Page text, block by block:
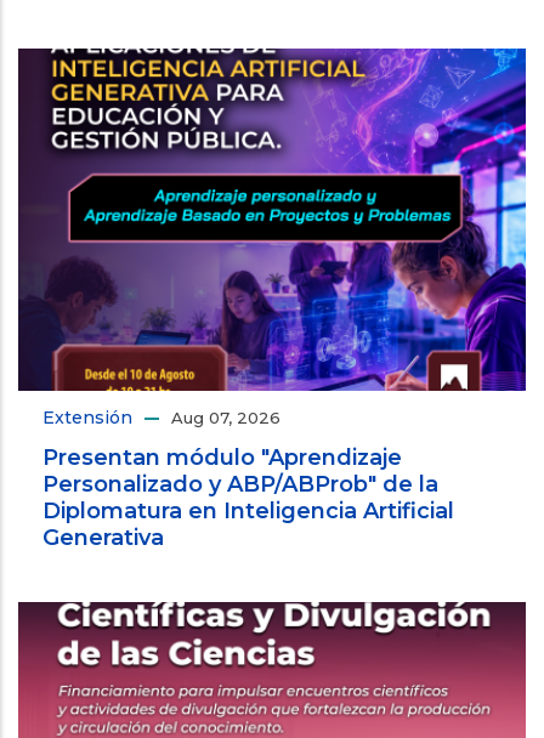
Extensión Aug 07, 2026
Presentan módulo "Aprendizaje
Personalizado y ABP/ABProb" de la
Diplomatura en Inteligencia Artificial
Generativa